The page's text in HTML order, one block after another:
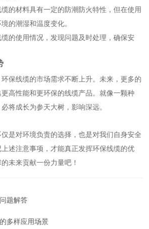
缆的材料具有一定的防潮防火特性，但在使用
的潮湿和温度变化。
缆的使用情况，发现问题及时处理，确保安
保线缆的市场需求不断上升。未来，更多的
高性能和更环保的线缆产品。就像一颗种
将成长为参天大树，影响深远。
是对环境负责的选择，也是对我们自身安全
述注意事项，才能真正发挥环保线缆的优
未来贡献一份力量吧！
题解答
多样应用场景